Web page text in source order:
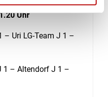
Uhr
Uri LG-Team J 1 –
– Altendorf J 1 –